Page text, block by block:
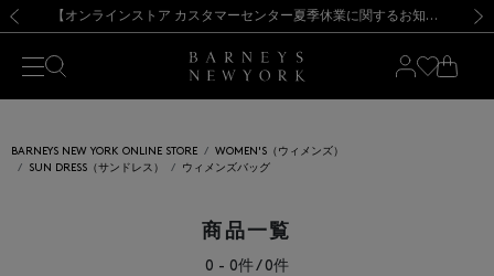
新規登録のお客様も対象！＜MY BARNEYS＞会員のお客様は11,000円（税込）以上のお買上げで常時送料無料！お買い物の際は会員登録を！
【夏季休業に伴う出荷一時停止のお知らせ】(2026.8.7) 【オンラインストア カスタマーセンター夏季休業に関するお知らせ】（2026.8.7）
【夏季休業に伴う返品・交換承り一時停止のお知らせ】（2026.8.5）
熊本県を中心とした地震の影響によるお荷物のお届けについて
【開催中】SUMMER SALEのご案内・ご注意事項 新規登録のお客様も対象！＜MY BARNEYS＞会員のお客様は11,000円（税込）以上のお買上げで常時送料無料！お買い物の際は会員登録を！
【夏季休業に伴う出荷一時停止のお知らせ】(2026.8.7)
BARNEYS NEW YORK ONLINE STORE
WOMEN'S（ウィメンズ）
SUN DRESS（サンドレス）
ウィメンズバッグ
商品一覧
0 - 0件 / 0件